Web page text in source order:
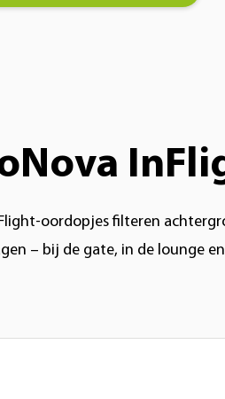
oordopjes filteren
– bij de gate, in de lounge